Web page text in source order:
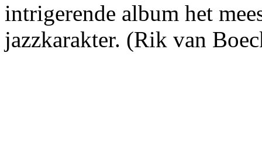
intrigerende album het
jazzkarakter. (Rik van